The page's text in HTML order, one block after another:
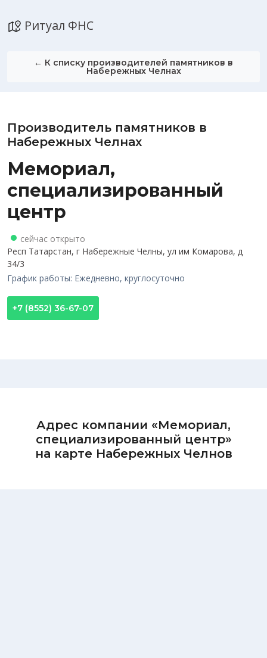
Ритуал ФНС
← К списку производителей памятников в
Набережных Челнах
Производитель памятников в
Набережных Челнах
Мемориал,
специализированный
центр
сейчас открыто
Респ Татарстан, г Набережные Челны, ул им Комарова, д
34/3
График работы: Ежедневно, круглосуточно
+7 (8552) 36-67-07
Адрес компании «Мемориал,
специализированный центр»
на карте Набережных Челнов